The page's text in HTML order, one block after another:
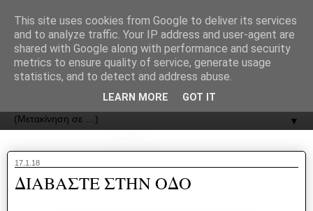
ΟΔΟΣ
▼
17.1.18
ΔΙΑΒΑΣΤΕ ΣΤΗΝ ΟΔΟ
This site uses cookies from Google to deliver its services
and to analyze traffic. Your IP address and user-agent are
shared with Google along with performance and security
metrics to ensure quality of service, generate usage
statistics, and to detect and address abuse.
LEARN MORE GOT IT